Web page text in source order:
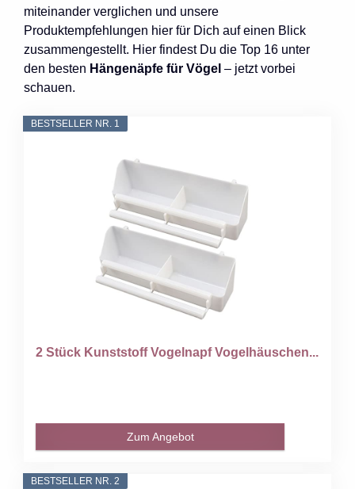
miteinander verglichen und unsere
Produktempfehlungen hier für Dich auf einen Blick
zusammengestellt. Hier findest Du die Top 16 unter
den besten Hängenäpfe für Vögel – jetzt vorbei
schauen.
BESTSELLER NR. 1
2 Stück Kunststoff Vogelnapf Vogelhäuschen...
Zum Angebot
BESTSELLER NR. 2